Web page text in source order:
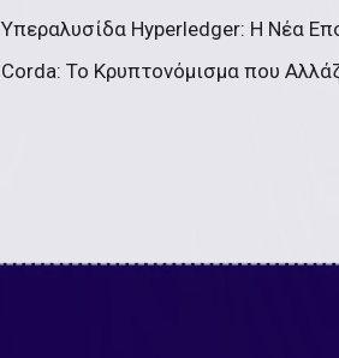
Υπεραλυσίδα Hyperledger: Η Νέα
Corda: Το Κρυπτονόμισμα που